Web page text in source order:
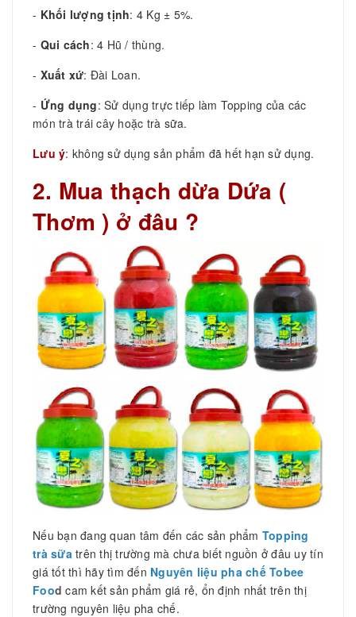
- Khối lượng tịnh: 4 Kg ± 5%.
- Qui cách: 4 Hũ / thùng.
- Xuất xứ: Đài Loan.
- Ứng dụng: Sử dụng trực tiếp làm Topping của các
món trà trái cây hoặc trà sữa.
Lưu ý: không sử dụng sản phẩm đã hết hạn sử dụng.
2. Mua thạch dừa Dứa (
Thơm ) ở đâu ?
Nếu bạn đang quan tâm đến các sản phẩm Topping
trà sữa trên thị trường mà chưa biết nguồn ở đâu uy tín
giá tốt thì hãy tìm đến Nguyên liệu pha chế Tobee
Food cam kết sản phẩm giá rẻ, ổn định nhất trên thị
trường nguyên liệu pha chế.